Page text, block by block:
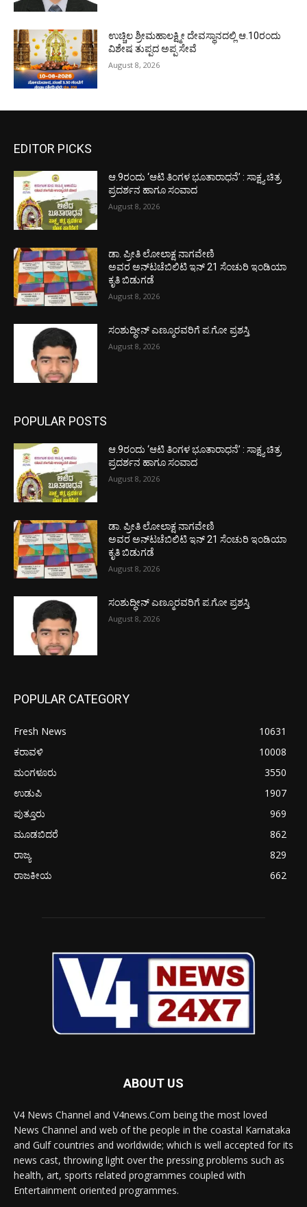
ಉಚ್ಚಿಲ ಶ್ರೀಮಹಾಲಕ್ಷ್ಮೀ ದೇವಸ್ಥಾನದಲ್ಲಿ ಆ.10ರಂದು
ವಿಶೇಷ ತುಪ್ಪದ ಅಪ್ಪ ಸೇವೆ
August 8, 2026
EDITOR PICKS
ಆ.9ರಂದು ‘ಆಟಿ ತಿಂಗಳ ಭೂತಾರಾಧನೆ’ : ಸಾಕ್ಷ್ಯ ಚಿತ್ರ
ಪ್ರದರ್ಶನ ಹಾಗೂ ಸಂವಾದ
August 8, 2026
ಡಾ. ಪ್ರೀತಿ ಲೋಲಾಕ್ಷ ನಾಗವೇಣಿ
ಅವರ ಅನ್‌ಟಚೆಬಿಲಿಟಿ ಇನ್ 21 ಸೆಂಚುರಿ ಇಂಡಿಯಾ
ಕೃತಿ ಬಿಡುಗಡೆ
August 8, 2026
ಸಂಶುದ್ಧೀನ್ ಎಣ್ಮೂರವರಿಗೆ ಪ.ಗೋ ಪ್ರಶಸ್ತಿ
August 8, 2026
POPULAR POSTS
ಆ.9ರಂದು ‘ಆಟಿ ತಿಂಗಳ ಭೂತಾರಾಧನೆ’ : ಸಾಕ್ಷ್ಯ ಚಿತ್ರ
ಪ್ರದರ್ಶನ ಹಾಗೂ ಸಂವಾದ
August 8, 2026
ಡಾ. ಪ್ರೀತಿ ಲೋಲಾಕ್ಷ ನಾಗವೇಣಿ
ಅವರ ಅನ್‌ಟಚೆಬಿಲಿಟಿ ಇನ್ 21 ಸೆಂಚುರಿ ಇಂಡಿಯಾ
ಕೃತಿ ಬಿಡುಗಡೆ
August 8, 2026
ಸಂಶುದ್ಧೀನ್ ಎಣ್ಮೂರವರಿಗೆ ಪ.ಗೋ ಪ್ರಶಸ್ತಿ
August 8, 2026
POPULAR CATEGORY
Fresh News
10631
ಕರಾವಳಿ
10008
ಮಂಗಳೂರು
3550
ಉಡುಪಿ
1907
ಪುತ್ತೂರು
969
ಮೂಡಬಿದರೆ
862
ರಾಜ್ಯ
829
ರಾಜಕೀಯ
662
ABOUT US
V4 News Channel and V4news.Com being the most loved
News Channel and web of the people in the coastal Karnataka
and Gulf countries and worldwide; which is well accepted for its
news cast, throwing light over the pressing problems such as
health, art, sports related programmes coupled with
Entertainment oriented programmes.